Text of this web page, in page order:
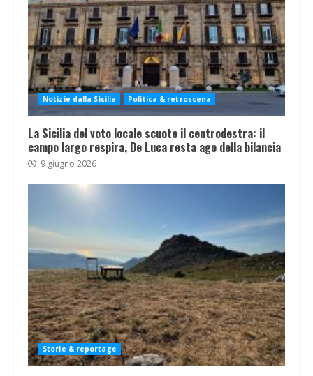
Notizie dalla Sicilia Politica & retroscena
La Sicilia del voto locale scuote il centrodestra: il
campo largo respira, De Luca resta ago della bilancia
9 giugno 2026
Storie & reportage